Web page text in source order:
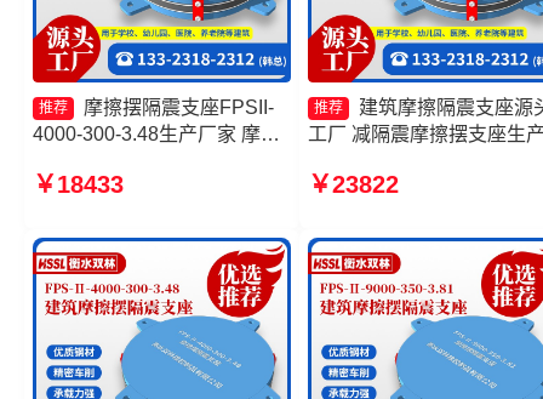
推荐
摩擦摆隔震支座FPSII-
4000-300-3.48生产厂家 摩擦
座FPS3A厂家 建筑摩擦摆隔
￥18433
推荐
建筑摩擦隔震支座源
工厂 减隔震摩擦摆支座生
震支座FPSII-8000-350-
￥23822